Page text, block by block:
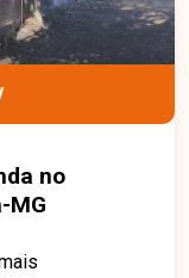
no
MG